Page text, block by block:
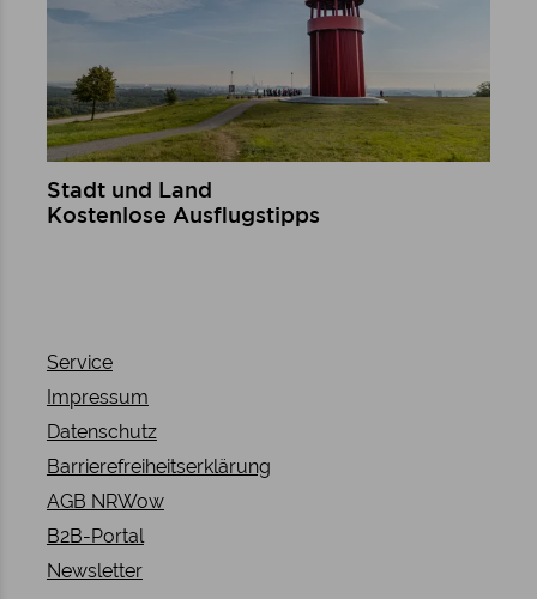
Stadt und Land
Kostenlose Ausflugstipps
Service
Impressum
Datenschutz
Barrierefreiheitserklärung
AGB NRWow
B2B-Portal
Newsletter